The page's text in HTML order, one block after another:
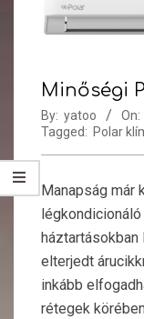
Minőségi
By: yatoo On:
Tagged: Polar
Manapság már
háztartásokban
elterjedt
inkább
rétegek